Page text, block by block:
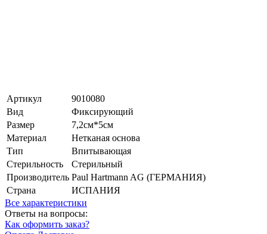
Артикул
9010080
Вид
Фиксирующий
Размер
7,2см*5см
Материал
Нетканая основа
Тип
Впитывающая
Стерильность
Стерильный
Производитель Paul Hartmann AG (ГЕРМАНИЯ)
Страна
ИСПАНИЯ
Все характеристики
Ответы на вопросы:
Как оформить заказ?